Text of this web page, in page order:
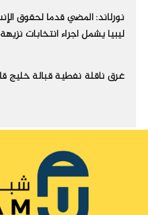
نورلاند: المضي قدما لحقوق
ليبيا يشمل اجراء انتخابات
غرق ناقلة نفطية قبالة خليج